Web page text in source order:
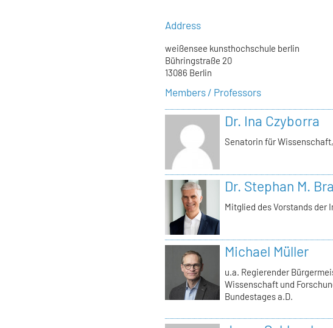
Address
weißensee kunsthochschule berlin
Bühringstraße 20
13086 Berlin
Members / Professors
Dr. Ina Czyborra
Senatorin für
Dr. Stephan M.
Mitglied des Vorstands der
Michael Müller
u.a. Regierender
Wissenschaft und
Bundestages a.D.